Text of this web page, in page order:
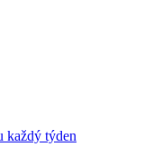
každý týden